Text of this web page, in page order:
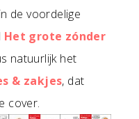
de voordelige
Het grote zónder
natuurlijk het
& zakjes, dat
cover.